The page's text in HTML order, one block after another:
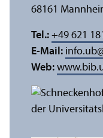
68161
Tel.: +49 621
E-Mail: info.ub
Web: